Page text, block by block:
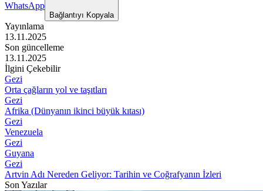
WhatsApp
Bağlantıyı Kopyala
Yayınlama
13.11.2025
Son güncelleme
13.11.2025
İlgini Çekebilir
Gezi
Orta çağların yol ve taşıtları
Gezi
Afrika (Dünyanın ikinci büyük kıtası)
Gezi
Venezuela
Gezi
Guyana
Gezi
Artvin Adı Nereden Geliyor: Tarihin ve Coğrafyanın İzleri
Son Yazılar